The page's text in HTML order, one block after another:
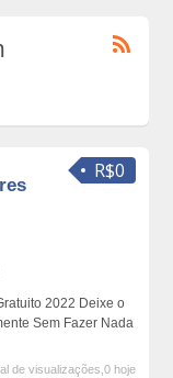
R$0
2022 Deixe o
Sem Fazer Nada
de visualizações,0 hoje